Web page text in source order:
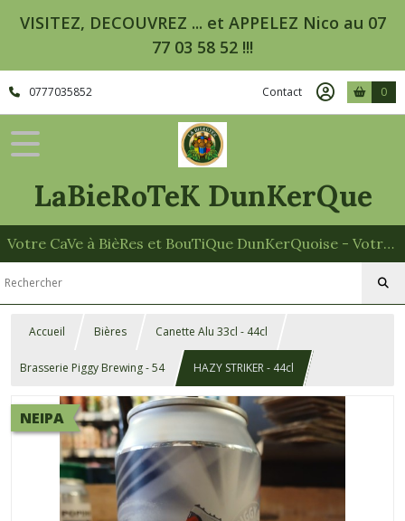
VISITEZ, DECOUVREZ ... et APPELEZ Nico au 07
77 03 58 52 !!!
0777035852 Contact 0
LaBieRoTeK DunKerQue
Votre CaVe à BièRes et BouTiQue DunKerQuoise - Votre Spécialiste des Paniers Garnis
Accueil Bières Canette Alu 33cl - 44cl
Brasserie Piggy Brewing - 54 HAZY STRIKER - 44cl
NEIPA